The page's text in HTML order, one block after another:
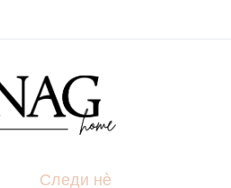
Следи нè